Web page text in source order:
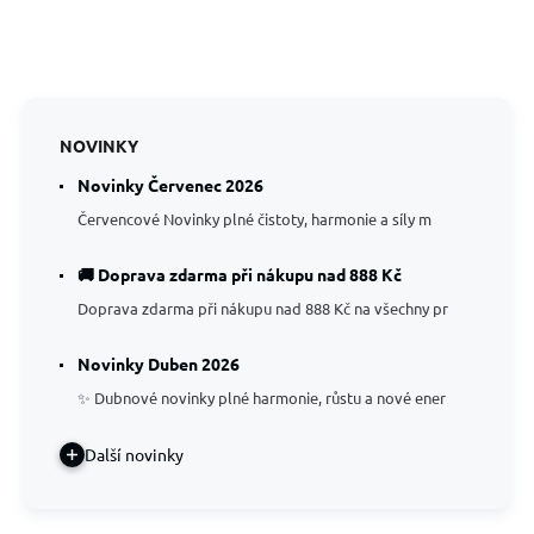
NOVINKY
Novinky Červenec 2026
Červencové Novinky plné čistoty, harmonie a síly m
🚚 Doprava zdarma při nákupu nad 888 Kč
Doprava zdarma při nákupu nad 888 Kč na všechny pr
Novinky Duben 2026
✨ Dubnové novinky plné harmonie, růstu a nové ener
Další novinky